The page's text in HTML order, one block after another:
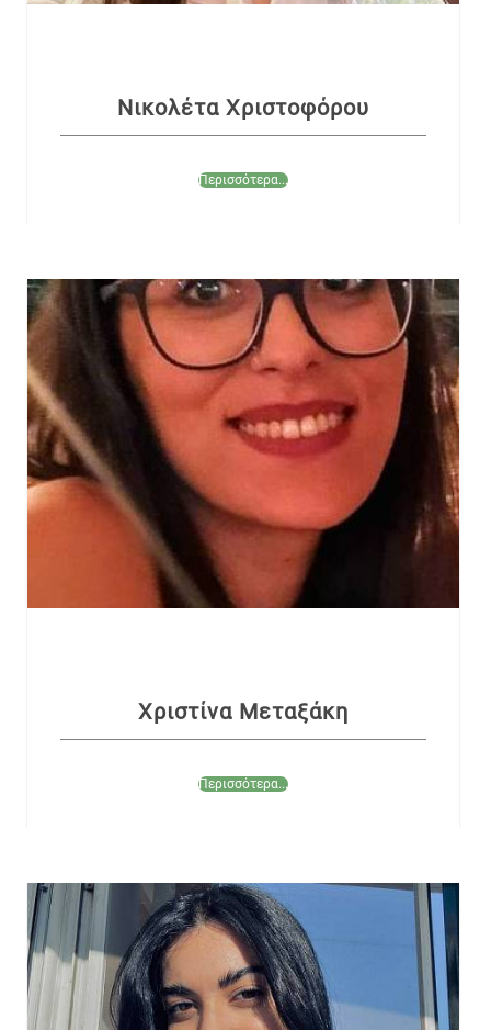
Νικολέτα Χριστοφόρου
Περισσότερα...
Χριστίνα Μεταξάκη
Περισσότερα...